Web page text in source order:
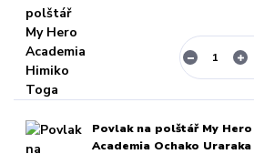
Povlak na polštář My Hero
Academia Ochako Uraraka